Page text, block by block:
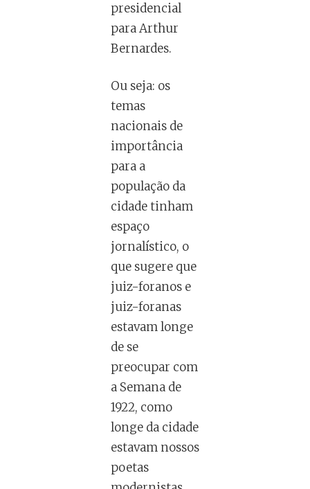
presidencial
para Arthur
Bernardes.
Ou seja: os
temas
nacionais de
importância
para a
população da
cidade tinham
espaço
jornalístico, o
que sugere que
juiz-foranos e
juiz-foranas
estavam longe
de se
preocupar com
a Semana de
1922, como
longe da cidade
estavam nossos
poetas